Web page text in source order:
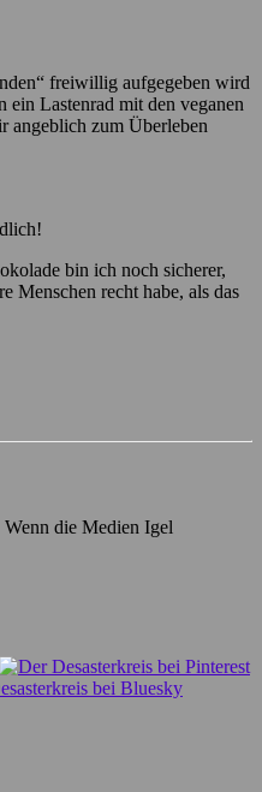
freiwillig aufgegeben wird
Lastenrad mit den veganen
angeblich zum Überleben
bin ich noch sicherer,
Menschen recht habe, als das
Wenn die Medien Igel